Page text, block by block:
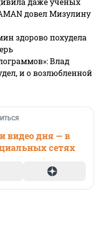
довел Мизулину
здорово похудела
Влад
и о возлюбленной
видео дня — в
сетях